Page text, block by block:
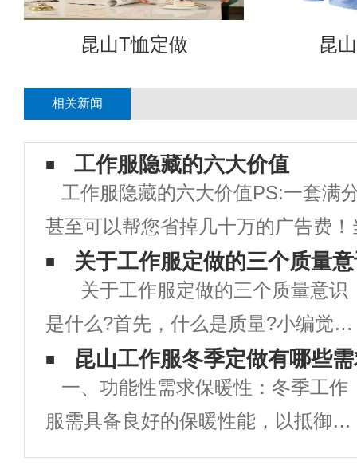
昆山T恤定做 昆
相关新闻
工作服隐藏的六大价值
工作服隐藏的六大价值PS:一套满
甚至可以帮您省掉几十万的广告费
企业是否需要统一定制工作服，你是
为，工作服就只是一块用来防脏的
定制工作服？那你就大错特错了！在
关于工作服定做的三个质量
关于工作服定做的三个质量意识
是什么?首先，什么是质量?小编觉得
就是简简朴单一句话：质量=良心+责
任心。有了这个意识，再适当往下引
导，这个质量原因也不是很难控制，
只要轻微有点责任心，工作服定做就
昆山工作服冬季定做有哪些
一、功能性需求保暖性：冬季工作
服需具备良好的保暖性能，以抵御寒
冷天气对员工身体的影响。可选用保